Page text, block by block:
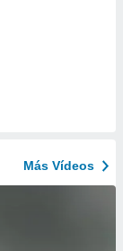
Más Vídeos